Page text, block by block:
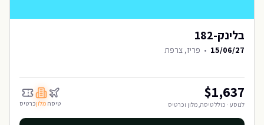
בלינק-182
15/06/27
• פריז, צרפת
$1,637
לנוסע · כולל טיסה, מלון וכרטיס טיסה מלוןכרטיס